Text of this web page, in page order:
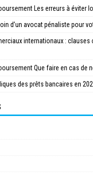
Les erreurs à éviter
d’un avocat pénaliste pour
internationaux : clauses
Que faire en cas de
des prêts bancaires en